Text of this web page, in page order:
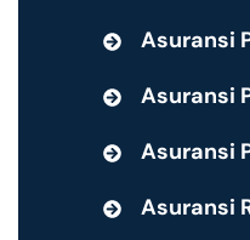
Asuransi
Asuransi
Asuransi
Asuransi